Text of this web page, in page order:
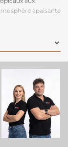
apaisante
ou un bureau.
grande
de recouvrir de
pour une